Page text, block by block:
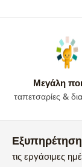
Μεγάλη
ταπετσαρίες &
τις εργάσιμες